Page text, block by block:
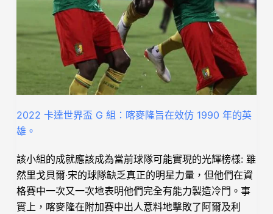
2022 卡達世界盃 G 組：喀麥隆旨在效仿 1990 年的英
雄。
該小組的成就應該成為當前球隊可能實現的光輝榜樣: 雖
然里戈貝爾‧宋的球隊缺乏真正的明星力量，但他們在資
格賽中一次又一次地表明他們完全有能力製造冷門。事
實上，喀麥隆在附加賽中出人意料地擊敗了阿爾及利